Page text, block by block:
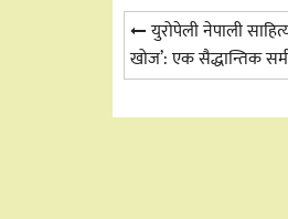
Post
युरोपेली नेपाली
खोज’: एक सैद्धान्तिक